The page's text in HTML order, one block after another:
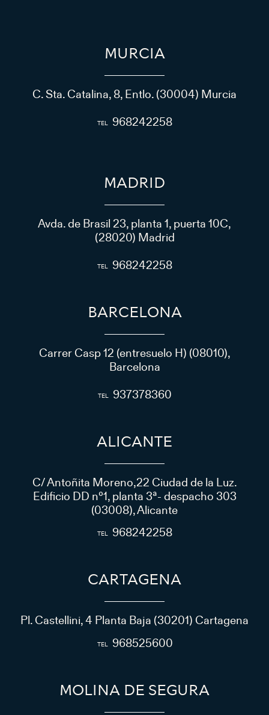
MURCIA
C. Sta. Catalina, 8, Entlo. (30004) Murcia
968242258
MADRID
Avda. de Brasil 23, planta 1, puerta 10C,
(28020) Madrid
968242258
BARCELONA
Carrer Casp 12 (entresuelo H) (08010),
Barcelona
937378360
ALICANTE
C/ Antoñita Moreno,22 Ciudad de la Luz.
Edificio DD nº1, planta 3ª- despacho 303
(03008), Alicante
968242258
CARTAGENA
Pl. Castellini, 4 Planta Baja (30201) Cartagena
968525600
MOLINA DE SEGURA